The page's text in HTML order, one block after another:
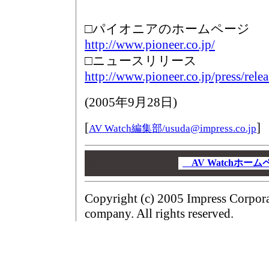
□パイオニアのホームページ
http://www.pioneer.co.jp/
□ニュースリリース
http://www.pioneer.co.jp/press/
(2005年9月28日 )
[AV Watch編集部/usuda@impress.co.jp]
AV Watchホー
Copyright (c) 2005 Impress
company. All rights reserved.